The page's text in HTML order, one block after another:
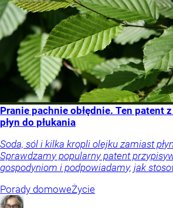
Pranie pachnie obłędnie. Ten patent
płyn do płukania
Soda, sól i kilka kropli olejku zamiast
Sprawdzamy popularny patent
gospodyniom i podpowiadamy, jak
Porady domoweŻycie